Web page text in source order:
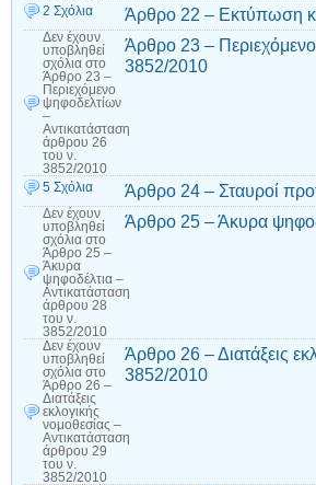
2 Σχόλια Άρθρο 22 – Εκτύπωση
Δεν έχουν
υποβληθεί
σχόλια στο
Άρθρο 23 –
Περιεχόμενο
ψηφοδελτίων
–
Αντικατάσταση
άρθρου 26
του ν.
3852/2010
Άρθρο 23 –
3852/2010
5 Σχόλια Άρθρο 24 – Σταυροί
Δεν έχουν
υποβληθεί
σχόλια στο
Άρθρο 25 –
Άκυρα
ψηφοδέλτια –
Αντικατάσταση
άρθρου 28
του ν.
3852/2010
Άρθρο 25 – Άκυρα
Δεν έχουν
υποβληθεί
σχόλια στο
Άρθρο 26 –
Διατάξεις
εκλογικής
νομοθεσίας –
Αντικατάσταση
άρθρου 29
του ν.
3852/2010
Άρθρο 26 – Διατάξεις
3852/2010